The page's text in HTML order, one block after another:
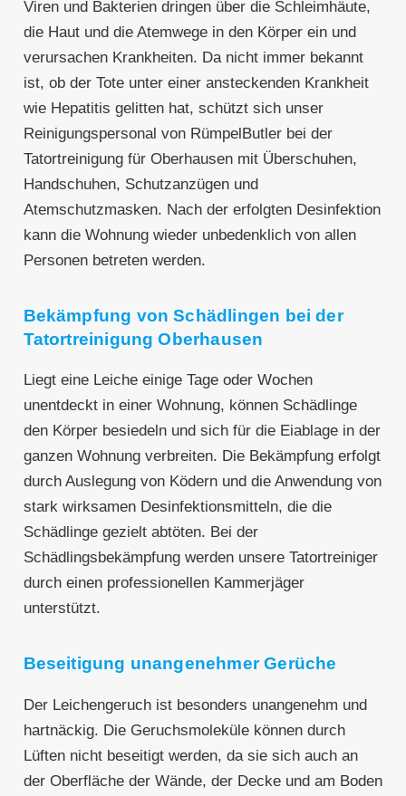
Viren und Bakterien dringen über die Schleimhäute,
die Haut und die Atemwege in den Körper ein und
verursachen Krankheiten. Da nicht immer bekannt
ist, ob der Tote unter einer ansteckenden Krankheit
wie Hepatitis gelitten hat, schützt sich unser
Reinigungspersonal von RümpelButler bei der
Tatortreinigung für Oberhausen mit Überschuhen,
Handschuhen, Schutzanzügen und
Atemschutzmasken. Nach der erfolgten Desinfektion
kann die Wohnung wieder unbedenklich von allen
Personen betreten werden.
Bekämpfung von Schädlingen bei der
Tatortreinigung Oberhausen
Liegt eine Leiche einige Tage oder Wochen
unentdeckt in einer Wohnung, können Schädlinge
den Körper besiedeln und sich für die Eiablage in der
ganzen Wohnung verbreiten. Die Bekämpfung erfolgt
durch Auslegung von Ködern und die Anwendung von
stark wirksamen Desinfektionsmitteln, die die
Schädlinge gezielt abtöten. Bei der
Schädlingsbekämpfung werden unsere Tatortreiniger
durch einen professionellen Kammerjäger
unterstützt.
Beseitigung unangenehmer Gerüche
Der Leichengeruch ist besonders unangenehm und
hartnäckig. Die Geruchsmoleküle können durch
Lüften nicht beseitigt werden, da sie sich auch an
der Oberfläche der Wände, der Decke und am Boden